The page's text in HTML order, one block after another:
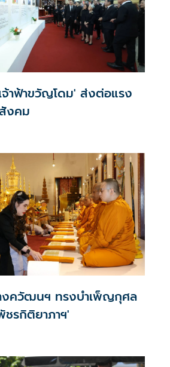
าฟ้าขวัญโดม' ส่งต่อแรง
งคม
งควัฒนฯ ทรงบำเพ็ญกุศล
ชรกิติยาภาฯ'